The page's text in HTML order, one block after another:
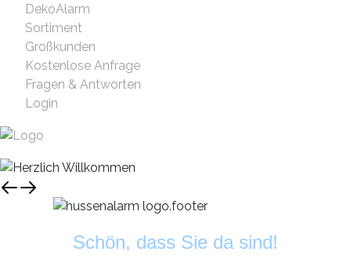
DekoAlarm
Sortiment
Großkunden
Kostenlose Anfrage
Fragen & Antworten
Login
Schön, dass Sie da sind!